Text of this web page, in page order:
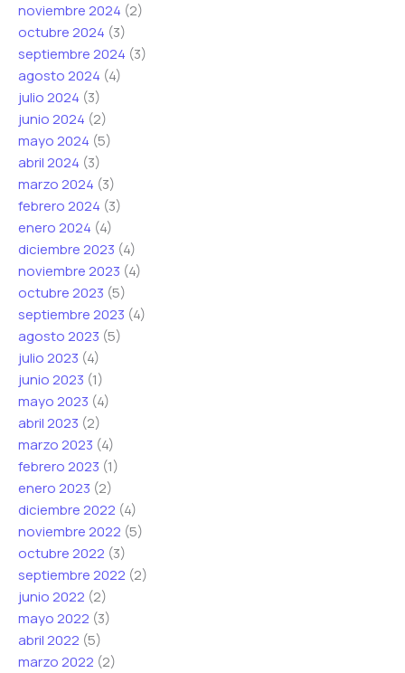
noviembre 2024 (2)
octubre 2024 (3)
septiembre 2024 (3)
agosto 2024 (4)
julio 2024 (3)
junio 2024 (2)
mayo 2024 (5)
abril 2024 (3)
marzo 2024 (3)
febrero 2024 (3)
enero 2024 (4)
diciembre 2023 (4)
noviembre 2023 (4)
octubre 2023 (5)
septiembre 2023 (4)
agosto 2023 (5)
julio 2023 (4)
junio 2023 (1)
mayo 2023 (4)
abril 2023 (2)
marzo 2023 (4)
febrero 2023 (1)
enero 2023 (2)
diciembre 2022 (4)
noviembre 2022 (5)
octubre 2022 (3)
septiembre 2022 (2)
junio 2022 (2)
mayo 2022 (3)
abril 2022 (5)
marzo 2022 (2)